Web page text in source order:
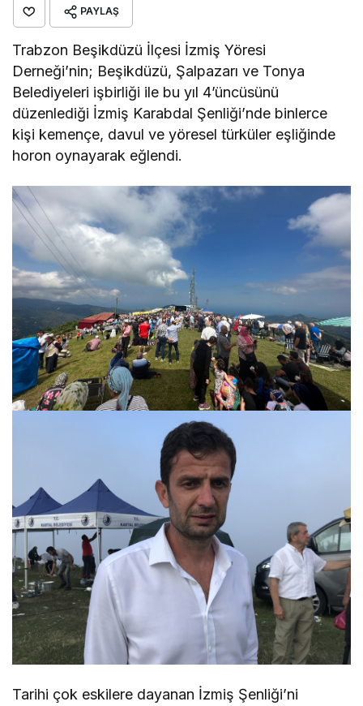
PAYLAŞ
Trabzon Beşikdüzü İlçesi İzmiş Yöresi
Derneği’nin; Beşikdüzü, Şalpazarı ve Tonya
Belediyeleri işbirliği ile bu yıl 4’üncüsünü
düzenlediği İzmiş Karabdal Şenliği’nde binlerce
kişi kemençe, davul ve yöresel türküler eşliğinde
horon oynayarak eğlendi.
Tarihi çok eskilere dayanan İzmiş Şenliği’ni